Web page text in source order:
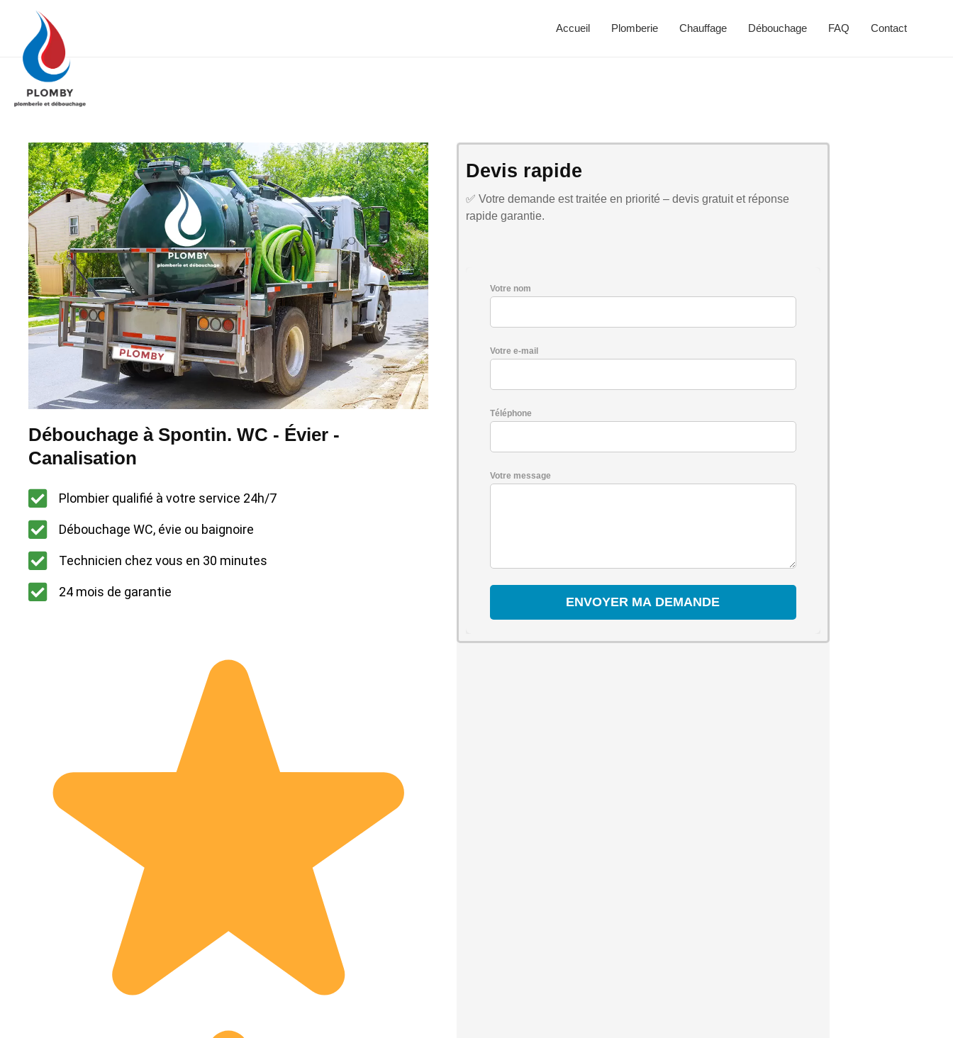
Accueil Plomberie Chauffage Débouchage FAQ Contact
Débouchage à Spontin. WC - Évier -
Canalisation
Plombier qualifié à votre service 24h/7
Débouchage WC, évie ou baignoire
Technicien chez vous en 30 minutes
24 mois de garantie
Devis rapide
✅ Votre demande est traitée en priorité – devis gratuit et réponse
rapide garantie.
Votre nom
Votre e-mail
Téléphone
Votre message